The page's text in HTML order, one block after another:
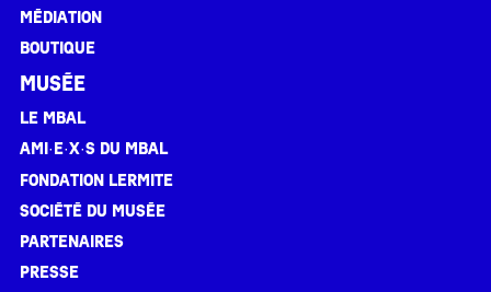
Médiation
Boutique
Musée
Le MBAL
Ami·e·x·s du MBAL
Fondation Lermite
Société du musée
Partenaires
Presse